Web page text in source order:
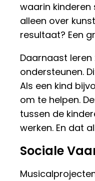
waarin kinderen
alleen over
resultaat? Een
Daarnaast
ondersteunen.
Als een kind
om te helpen.
tussen de
werken. En dat
Sociale